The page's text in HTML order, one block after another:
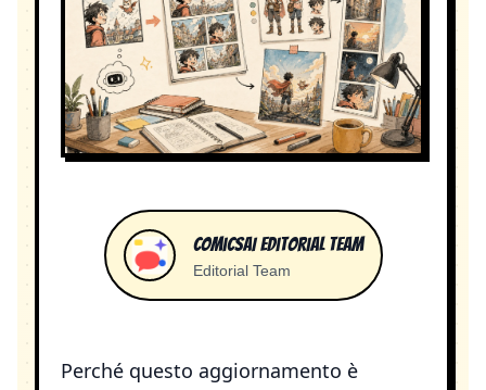
ComicsAI Editorial Team
Editorial Team
Perché questo aggiornamento è